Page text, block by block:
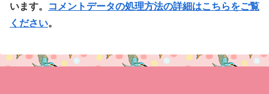
います。
コメントデータの処理方法の詳細はこちらをご覧
ください。